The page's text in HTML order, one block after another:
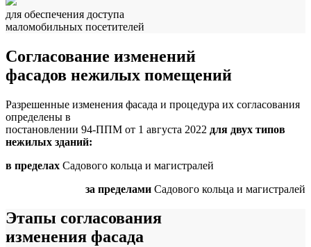
для обеспечения доступа
маломобильных посетителей
Согласование изменений
фасадов нежилых помещений
Разрешенные изменения фасада и процедура их согласования
определены в
постановлении 94-ППМ от 1 августа 2022 для двух типов
нежилых зданий:
в пределах Садового кольца и магистралей
за пределами Садового кольца и магистралей
Этапы согласования
изменения фасада